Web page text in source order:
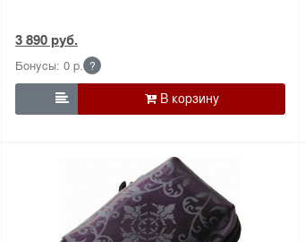
3 890 руб.
Бонусы: 0 р. ?
